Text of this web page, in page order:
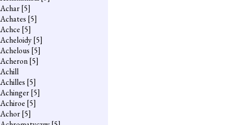
Achar[5]
Achates [5]
Achce [5]
Acheloidy[5]
Achelous [5]
Acheron[5]
Achill
Achilles [5]
Achinger[5]
Achiroe [5]
Achor[5]